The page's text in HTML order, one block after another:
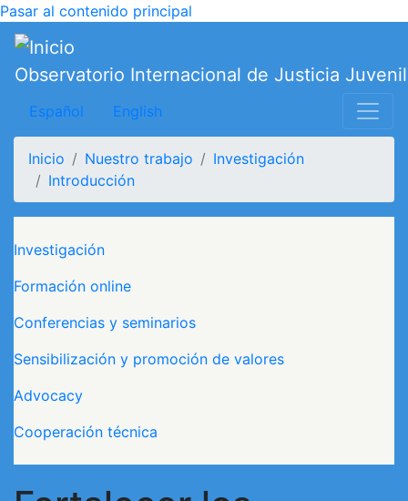
Pasar al contenido principal
Observatorio Internacional de Justicia Juvenil
Español English
Inicio Nuestro trabajo
Investigación
Introducción
Navegación principal
Investigación
Formación online
Conferencias y seminarios
Sensibilización y promoción de valores
Advocacy
Cooperación técnica